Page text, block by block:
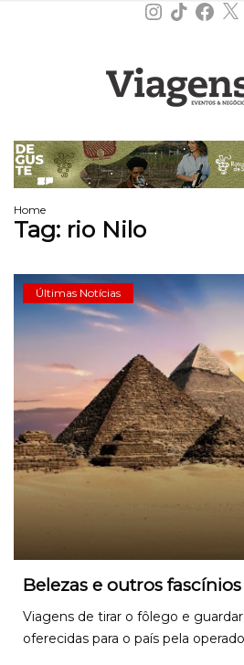
Instagram
TikTok X
Home
Tag: rio Nilo
Últimas Notícias
Belezas e outros
Viagens de tirar o fôlego e
oferecidas para o país pela